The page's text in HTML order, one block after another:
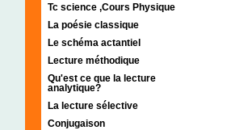
Tc science ,Cours Physique
La poésie classique
Le schéma actantiel
Lecture méthodique
Qu'est ce que la lecture
analytique?
La lecture sélective
Conjugaison